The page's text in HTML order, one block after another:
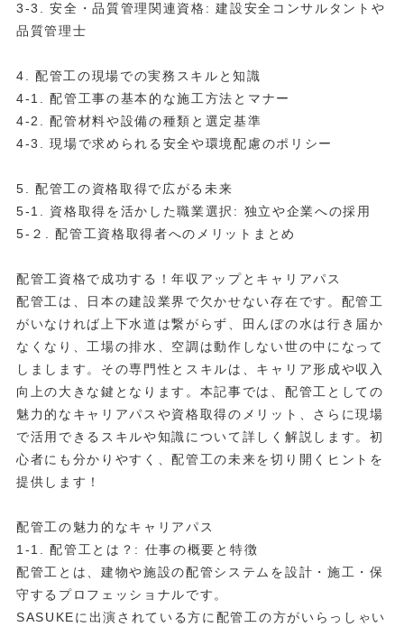
3-3. 安全・品質管理関連資格: 建設安全コンサルタントや
品質管理士
4. 配管工の現場での実務スキルと知識
4-1. 配管工事の基本的な施工方法とマナー
4-2. 配管材料や設備の種類と選定基準
4-3. 現場で求められる安全や環境配慮のポリシー
5. 配管工の資格取得で広がる未来
5-1. 資格取得を活かした職業選択: 独立や企業への採用
5-２. 配管工資格取得者へのメリットまとめ
配管工資格で成功する！年収アップとキャリアパス
配管工は、日本の建設業界で欠かせない存在です。配管工
がいなければ上下水道は繋がらず、田んぼの水は行き届か
なくなり、工場の排水、空調は動作しない世の中になって
しまします。その専門性とスキルは、キャリア形成や収入
向上の大きな鍵となります。本記事では、配管工としての
魅力的なキャリアパスや資格取得のメリット、さらに現場
で活用できるスキルや知識について詳しく解説します。初
心者にも分かりやすく、配管工の未来を切り開くヒントを
提供します！
配管工の魅力的なキャリアパス
1-1. 配管工とは？: 仕事の概要と特徴
配管工とは、建物や施設の配管システムを設計・施工・保
守するプロフェッショナルです。
SASUKEに出演されている方に配管工の方がいらっしゃい